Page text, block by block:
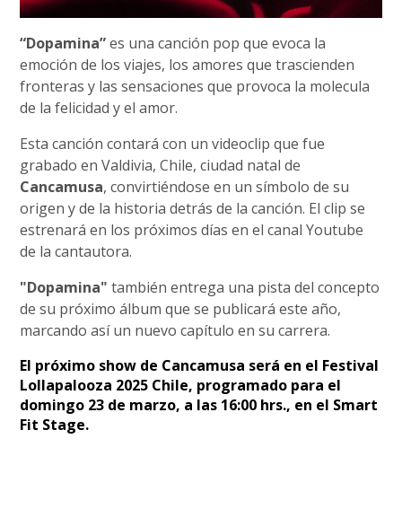
“Dopamina”es una canción pop que evoca la
emoción de los viajes, los amores que trascienden
fronteras y las sensaciones que provoca la molecula
de la felicidad y el amor.
Esta canción contará con un videoclip que fue
grabado en Valdivia, Chile, ciudad natal de
Cancamusa, convirtiéndose en un símbolo de su
origen y de la historia detrás de la canción. El clip se
estrenará en los próximos días en el canal Youtube
de la cantautora.
"Dopamina" también entrega una pista del concepto
de su próximo álbum que se publicará este año,
marcando así un nuevo capítulo en su carrera.
El próximo show de Cancamusa será en el Festival
Lollapalooza 2025 Chile, programado para el
domingo 23 de marzo, a las 16:00 hrs., en el Smart
Fit Stage.